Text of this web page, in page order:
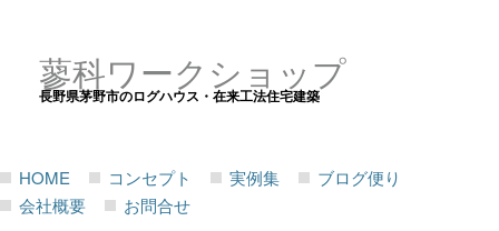
蓼科ワークショップ
長野県茅野市のログハウス・在来工法住宅建築
HOME コンセプト 実例集
ブログ便り
会社概要
お問合せ